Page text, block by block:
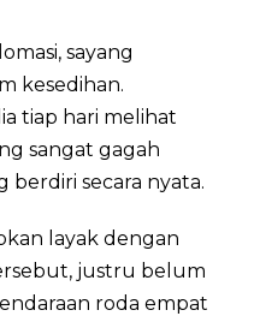
sayang
kesedihan.
tiap hari melihat
sangat gagah
secara nyata.
layak dengan
justru belum
roda empat